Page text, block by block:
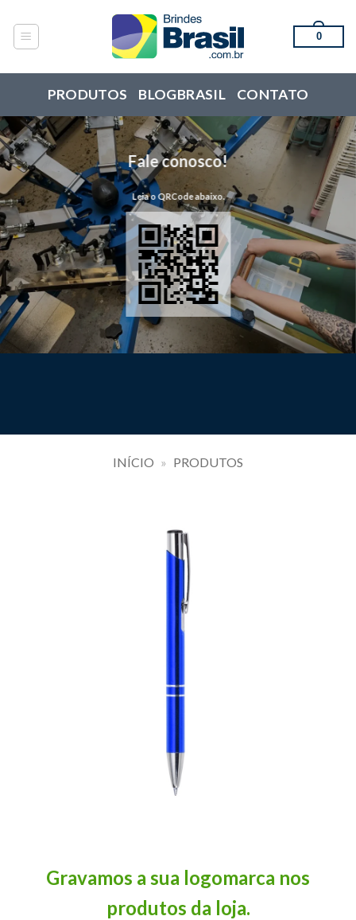
content
0
PRODUTOS BLOGBRASIL CONTATO
Fale conosco!
Leia o QRCode abaixo.
INÍCIO » PRODUTOS
Gravamos a sua logomarca nos
produtos da loja.